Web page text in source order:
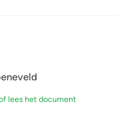
lees het document